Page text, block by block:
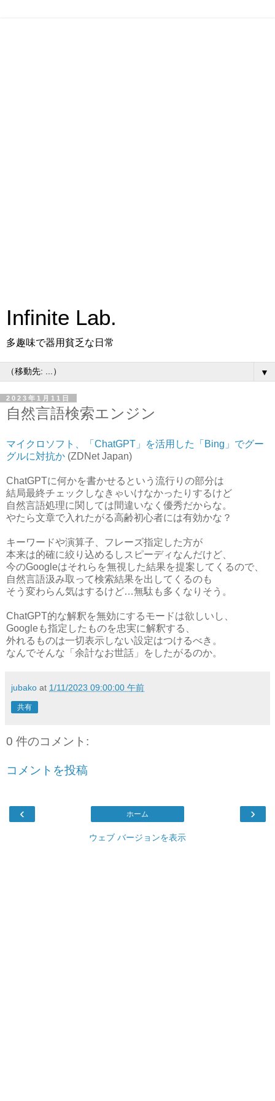
Infinite Lab.
多趣味で器用貧乏な日常
▼
2023年1月11日
自然言語検索エンジン
マイクロソフト、「ChatGPT」を活用した「Bing」でグー
グルに対抗か (ZDNet Japan)
ChatGPTに何かを書かせるという流行りの部分は
結局最終チェックしなきゃいけなかったりするけど
自然言語処理に関しては間違いなく優秀だからな。
やたら文章で入れたがる高齢初心者には有効かな？
キーワードや演算子、フレーズ指定した方が
本来は的確に絞り込めるしスピーディなんだけど、
今のGoogleはそれらを無視した結果を提案してくるので、
自然言語汲み取って検索結果を出してくるのも
そう変わらん気はするけど…無駄も多くなりそう。
ChatGPT的な解釈を無効にするモードは欲しいし、
Googleも指定したものを忠実に解釈する、
外れるものは一切表示しない設定はつけるべき。
なんでそんな「余計なお世話」をしたがるのか。
jubako at 1/11/2023 09:00:00 午前
共有
0 件のコメント:
コメントを投稿
‹ ›
ホーム
ウェブ バージョンを表示